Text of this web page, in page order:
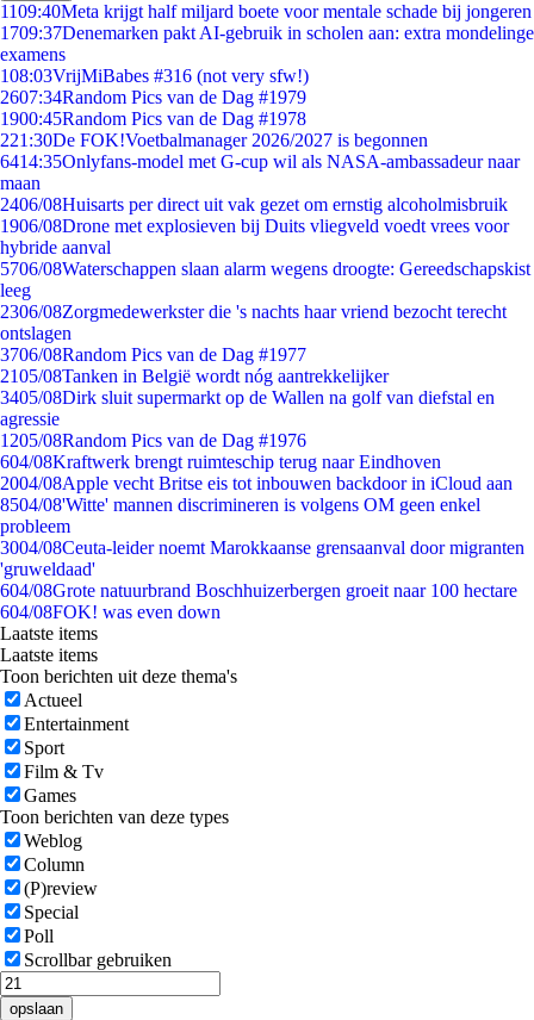
1109:40Meta krijgt half miljard boete voor mentale schade bij jongeren
1709:37Denemarken pakt AI-gebruik in scholen aan: extra mondelinge
examens
108:03VrijMiBabes #316 (not very sfw!)
2607:34Random Pics van de Dag #1979
1900:45Random Pics van de Dag #1978
221:30De FOK!Voetbalmanager 2026/2027 is begonnen
6414:35Onlyfans-model met G-cup wil als NASA-ambassadeur naar
maan
2406/08Huisarts per direct uit vak gezet om ernstig alcoholmisbruik
1906/08Drone met explosieven bij Duits vliegveld voedt vrees voor
hybride aanval
5706/08Waterschappen slaan alarm wegens droogte: Gereedschapskist
leeg
2306/08Zorgmedewerkster die 's nachts haar vriend bezocht terecht
ontslagen
3706/08Random Pics van de Dag #1977
2105/08Tanken in België wordt nóg aantrekkelijker
3405/08Dirk sluit supermarkt op de Wallen na golf van diefstal en
agressie
1205/08Random Pics van de Dag #1976
604/08Kraftwerk brengt ruimteschip terug naar Eindhoven
2004/08Apple vecht Britse eis tot inbouwen backdoor in iCloud aan
8504/08'Witte' mannen discrimineren is volgens OM geen enkel
probleem
3004/08Ceuta-leider noemt Marokkaanse grensaanval door migranten
'gruweldaad'
604/08Grote natuurbrand Boschhuizerbergen groeit naar 100 hectare
604/08FOK! was even down
Laatste items
Laatste items
Toon berichten uit deze thema's
Actueel
Entertainment
Sport
Film & Tv
Games
Toon berichten van deze types
Weblog
Column
(P)review
Special
Poll
Scrollbar gebruiken
opslaan